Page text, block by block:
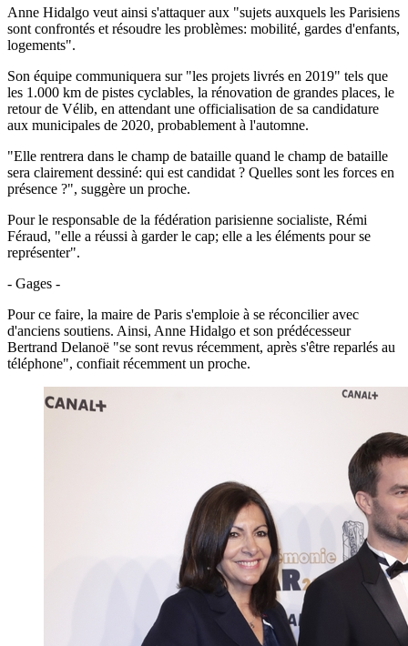
Anne Hidalgo veut ainsi s'attaquer aux "sujets auxquels les Parisiens
sont confrontés et résoudre les problèmes: mobilité, gardes d'enfants,
logements".
Son équipe communiquera sur "les projets livrés en 2019" tels que
les 1.000 km de pistes cyclables, la rénovation de grandes places, le
retour de Vélib, en attendant une officialisation de sa candidature
aux municipales de 2020, probablement à l'automne.
"Elle rentrera dans le champ de bataille quand le champ de bataille
sera clairement dessiné: qui est candidat ? Quelles sont les forces en
présence ?", suggère un proche.
Pour le responsable de la fédération parisienne socialiste, Rémi
Féraud, "elle a réussi à garder le cap; elle a les éléments pour se
représenter".
- Gages -
Pour ce faire, la maire de Paris s'emploie à se réconcilier avec
d'anciens soutiens. Ainsi, Anne Hidalgo et son prédécesseur
Bertrand Delanoë "se sont revus récemment, après s'être reparlés au
téléphone", confiait récemment un proche.